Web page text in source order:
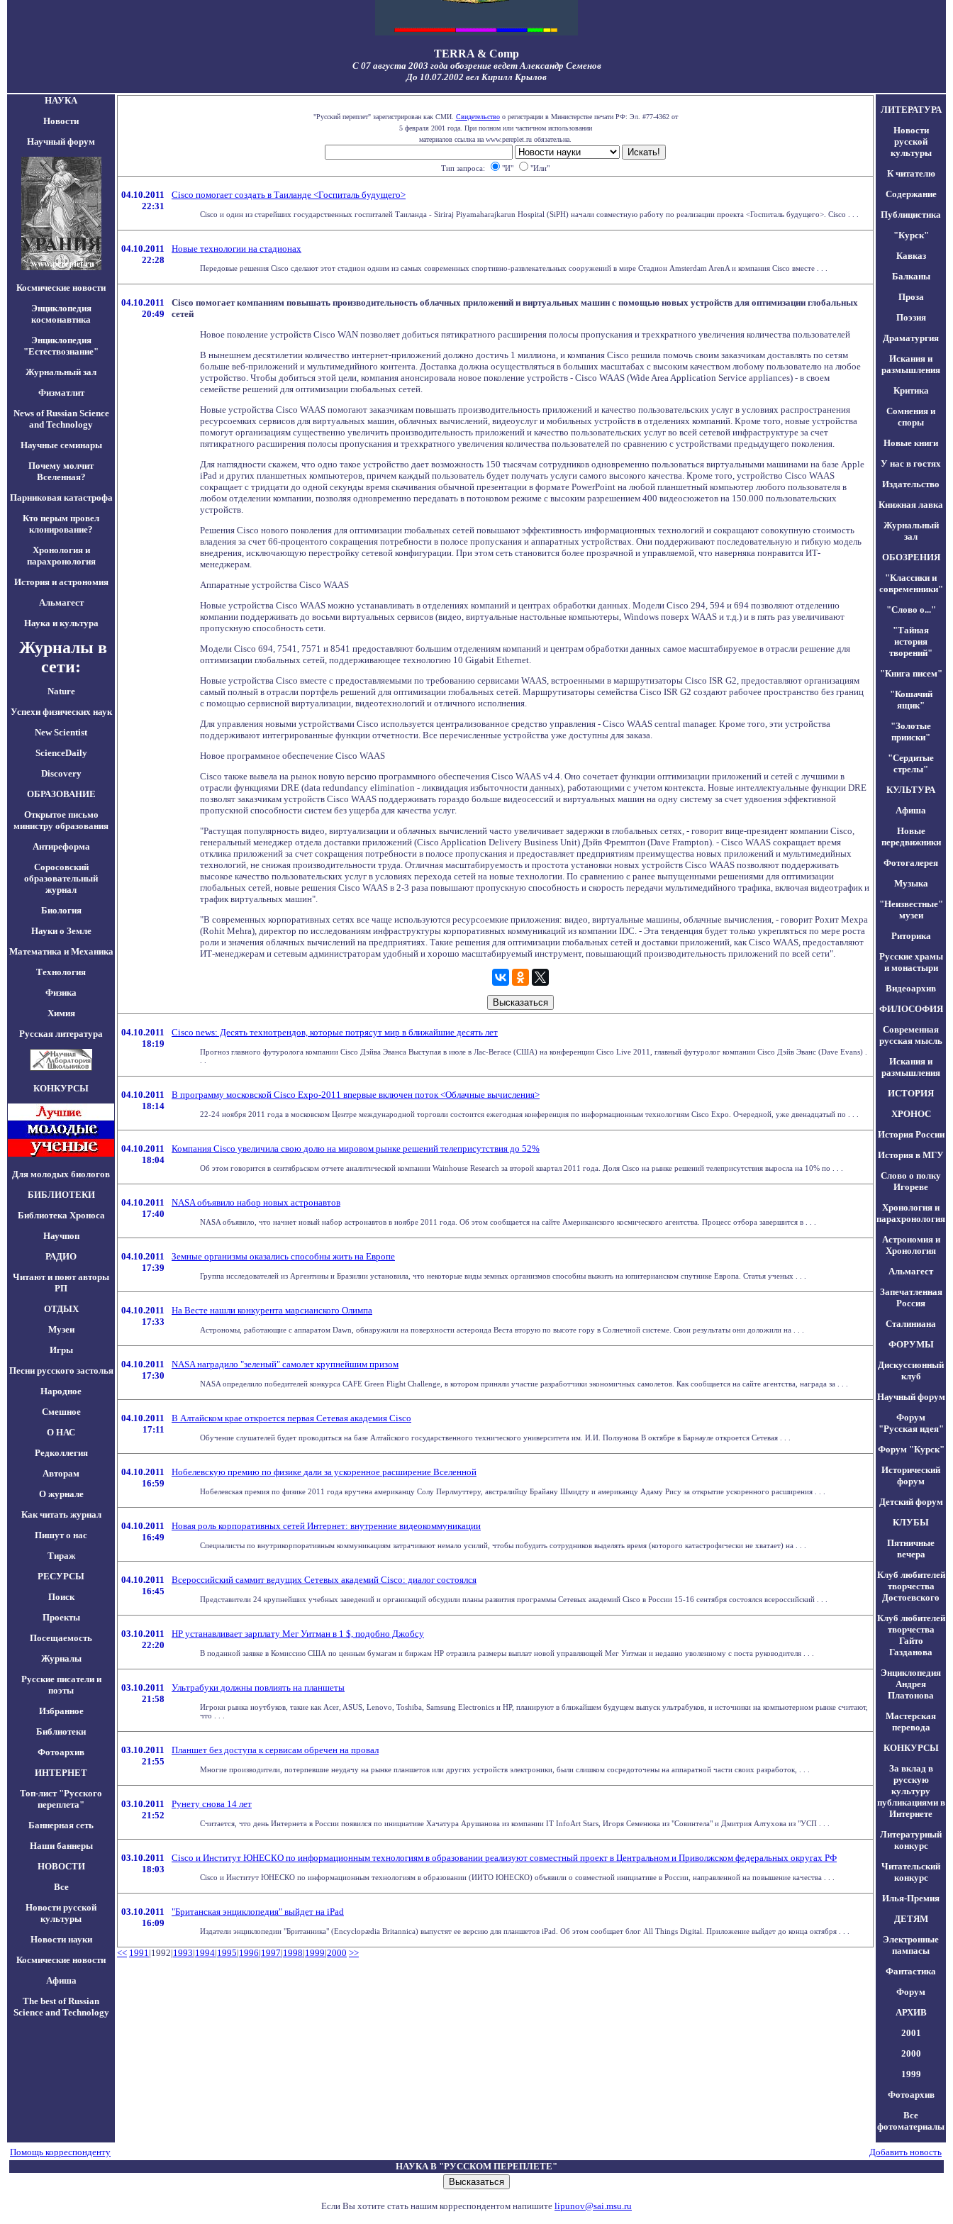
TERRA & Comp
С 07 августа 2003 года обозрение ведет Александр Семенов
До 10.07.2002 вел Кирилл Крылов
НАУКА
Новости
Научный форум
Космические новости
Энциклопедия
космонавтика
Энциклопедия
"Естествознание"
Журнальный зал
Физматлит
News of Russian Science
and Technology
Научные семинары
Почему молчит
Вселенная?
Парниковая катастрофа
Кто перым провел
клонирование?
Хронология и
парахронология
История и астрономия
Альмагест
Наука и культура
Журналы в
сети:
Nature
Успехи физических наук
New Scientist
ScienceDaily
Discovery
ОБРАЗОВАНИЕ
Открытое письмо
министру образования
Антиреформа
Соросовский
образовательный
журнал
Биология
Науки о Земле
Математика и Механика
Технология
Физика
Химия
Русская литература
КОНКУРСЫ
Для молодых биологов
БИБЛИОТЕКИ
Библиотека Хроноса
Научпоп
РАДИО
Читают и поют авторы
РП
ОТДЫХ
Музеи
Игры
Песни русского застолья
Народное
Смешное
О НАС
Редколлегия
Авторам
О журнале
Как читать журнал
Пишут о нас
Тираж
РЕСУРСЫ
Поиск
Проекты
Посещаемость
Журналы
Русские писатели и
поэты
Избранное
Библиотеки
Фотоархив
ИНТЕРНЕТ
Топ-лист "Русского
переплета"
Баннерная сеть
Наши баннеры
НОВОСТИ
Все
Новости русской
культуры
Новости науки
Космические новости
Афиша
The best of Russian
Science and Technology
"Русский переплет" зарегистрирован как СМИ. Свидетельствоо регистрации в Министерстве печати РФ: Эл. #77-4362 от
5 февраля 2001 года. При полном или частичном использовании
материалов ссылка на www.pereplet.ru обязательна.
Тип запроса: "И" "Или"
04.10.2011
22:31
Cisco помогает создать в Таиланде <Госпиталь будущего>
Cisco и один из старейших государственных госпиталей Таиланда - Siriraj Piyamaharajkarun Hospital (SiPH) начали совместную работу по реализации проекта <Госпиталь будущего>. Cisco . . .
04.10.2011
22:28
Новые технологии на стадионах
Передовые решения Cisco сделают этот стадион одним из самых современных спортивно-развлекательных сооружений в мире Стадион Amsterdam ArenA и компания Cisco вместе . . .
04.10.2011
20:49
Cisco помогает компаниям повышать производительность облачных приложений и виртуальных машин с помощью новых устройств для оптимизации глобальных
сетей
Новое поколение устройств Cisco WAN позволяет добиться пятикратного расширения полосы пропускания и трехкратного увеличения количества пользователей
В нынешнем десятилетии количество интернет-приложений должно достичь 1 миллиона, и компания Cisco решила помочь своим заказчикам доставлять по сетям
больше веб-приложений и мультимедийного контента. Доставка должна осуществляться в больших масштабах с высоким качеством любому пользователю на любое
устройство. Чтобы добиться этой цели, компания анонсировала новое поколение устройств - Cisco WAAS (Wide Area Application Service appliances) - в своем
семействе решений для оптимизации глобальных сетей.
Новые устройства Cisco WAAS помогают заказчикам повышать производительность приложений и качество пользовательских услуг в условиях распространения
ресурсоемких сервисов для виртуальных машин, облачных вычислений, видеоуслуг и мобильных устройств в отделениях компаний. Кроме того, новые устройства
помогут организациям существенно увеличить производительность приложений и качество пользовательских услуг во всей сетевой инфраструктуре за счет
пятикратного расширения полосы пропускания и трехкратного увеличения количества пользователей по сравнению с устройствами предыдущего поколения.
Для наглядности скажем, что одно такое устройство дает возможность 150 тысячам сотрудников одновременно пользоваться виртуальными машинами на базе Apple
iPad и других планшетных компьютеров, причем каждый пользователь будет получать услуги самого высокого качества. Кроме того, устройство Cisco WAAS
сокращает с тридцати до одной секунды время скачивания обычной презентации в формате PowerPoint на любой планшетный компьютер любого пользователя в
любом отделении компании, позволяя одновременно передавать в потоковом режиме с высоким разрешением 400 видеосюжетов на 150.000 пользовательских
устройств.
Решения Cisco нового поколения для оптимизации глобальных сетей повышают эффективность информационных технологий и сокращают совокупную стоимость
владения за счет 66-процентого сокращения потребности в полосе пропускания и аппаратных устройствах. Они поддерживают последовательную и гибкую модель
внедрения, исключающую перестройку сетевой конфигурации. При этом сеть становится более прозрачной и управляемой, что наверняка понравится ИТ-
менеджерам.
Аппаратные устройства Cisco WAAS
Новые устройства Cisco WAAS можно устанавливать в отделениях компаний и центрах обработки данных. Модели Cisco 294, 594 и 694 позволяют отделению
компании поддерживать до восьми виртуальных сервисов (видео, виртуальные настольные компьютеры, Windows поверх WAAS и т.д.) и в пять раз увеличивают
пропускную способность сети.
Модели Cisco 694, 7541, 7571 и 8541 предоставляют большим отделениям компаний и центрам обработки данных самое масштабируемое в отрасли решение для
оптимизации глобальных сетей, поддерживающее технологию 10 Gigabit Ethernet.
Новые устройства Cisco вместе с предоставляемыми по требованию сервисами WAAS, встроенными в маршрутизаторы Cisco ISR G2, предоставляют организациям
самый полный в отрасли портфель решений для оптимизации глобальных сетей. Маршрутизаторы семейства Cisco ISR G2 создают рабочее пространство без границ
с помощью сервисной виртуализации, видеотехнологий и отличного исполнения.
Для управления новыми устройствами Cisco используется централизованное средство управления - Cisco WAAS central manager. Кроме того, эти устройства
поддерживают интегрированные функции отчетности. Все перечисленные устройства уже доступны для заказа.
Новое программное обеспечение Cisco WAAS
Cisco также вывела на рынок новую версию программного обеспечения Cisco WAAS v4.4. Оно сочетает функции оптимизации приложений и сетей с лучшими в
отрасли функциями DRE (data redundancy elimination - ликвидация избыточности данных), работающими с учетом контекста. Новые интеллектуальные функции DRE
позволят заказчикам устройств Cisco WAAS поддерживать гораздо больше видеосессий и виртуальных машин на одну систему за счет удвоения эффективной
пропускной способности систем без ущерба для качества услуг.
"Растущая популярность видео, виртуализации и облачных вычислений часто увеличивает задержки в глобальных сетях, - говорит вице-президент компании Cisco,
генеральный менеджер отдела доставки приложений (Cisco Application Delivery Business Unit) Дэйв Фремптон (Dave Frampton). - Cisco WAAS сокращает время
отклика приложений за счет сокращения потребности в полосе пропускания и предоставляет предприятиям преимущества новых приложений и мультимедийных
технологий, не снижая производительности труда. Отличная масштабируемость и простота установки новых устройств Cisco WAAS позволяют поддерживать
высокое качество пользовательских услуг в условиях перехода сетей на новые технологии. По сравнению с ранее выпущенными решениями для оптимизации
глобальных сетей, новые решения Cisco WAAS в 2-3 раза повышают пропускную способность и скорость передачи мультимедийного трафика, включая видеотрафик и
трафик виртуальных машин".
"В современных корпоративных сетях все чаще используются ресурсоемкие приложения: видео, виртуальные машины, облачные вычисления, - говорит Рохит Мехра
(Rohit Mehra), директор по исследованиям инфраструктуры корпоративных коммуникаций из компании IDC. - Эта тенденция будет только укрепляться по мере роста
роли и значения облачных вычислений на предприятиях. Такие решения для оптимизации глобальных сетей и доставки приложений, как Cisco WAAS, предоставляют
ИТ-менеджерам и сетевым администраторам удобный и хорошо масштабируемый инструмент, повышающий производительность приложений по всей сети".
04.10.2011
18:19
Cisco news: Десять технотрендов, которые потрясут мир в ближайшие десять лет
Прогноз главного футуролога компании Cisco Дэйва Эванса Выступая в июле в Лас-Вегасе (США) на конференции Cisco Live 2011, главный футуролог компании Cisco Дэйв Эванс (Dave Evans) .
04.10.2011
18:14
В программу московской Cisco Expo-2011 впервые включен поток <Облачные вычисления>
22-24 ноября 2011 года в московском Центре международной торговли состоится ежегодная конференция по информационным технологиям Cisco Expo. Очередной, уже двенадцатый по . . .
04.10.2011
18:04
Компания Cisco увеличила свою долю на мировом рынке решений телеприсутствия до 52%
Об этом говорится в сентябрьском отчете аналитической компании Wainhouse Research за второй квартал 2011 года. Доля Cisco на рынке решений телеприсутствия выросла на 10% по . . .
04.10.2011
17:40
NASA объявило набор новых астронавтов
NASA объявило, что начнет новый набор астронавтов в ноябре 2011 года. Об этом сообщается на сайте Американского космического агентства. Процесс отбора завершится в . . .
04.10.2011
17:39
Земные организмы оказались способны жить на Европе
Группа исследователей из Аргентины и Бразилии установила, что некоторые виды земных организмов способны выжить на юпитерианском спутнике Европа. Статья ученых . . .
04.10.2011
17:33
На Весте нашли конкурента марсианского Олимпа
Астрономы, работающие с аппаратом Dawn, обнаружили на поверхности астероида Веста вторую по высоте гору в Солнечной системе. Свои результаты они доложили на . . .
04.10.2011
17:30
NASA наградило "зеленый" самолет крупнейшим призом
NASA определило победителей конкурса CAFE Green Flight Challenge, в котором приняли участие разработчики экономичных самолетов. Как сообщается на сайте агентства, награда за . . .
04.10.2011
17:11
В Алтайском крае откроется первая Сетевая академия Cisco
Обучение слушателей будет проводиться на базе Алтайского государственного технического университета им. И.И. Ползунова В октябре в Барнауле откроется Сетевая . . .
04.10.2011
16:59
Нобелевскую премию по физике дали за ускоренное расширение Вселенной
Нобелевская премия по физике 2011 года вручена американцу Солу Перлмуттеру, австралийцу Брайану Шмидту и американцу Адаму Рису за открытие ускоренного расширения . . .
04.10.2011
16:49
Новая роль корпоративных сетей Интернет: внутренние видеокоммуникации
Специалисты по внутрикорпоративным коммуникациям затрачивают немало усилий, чтобы побудить сотрудников выделять время (которого катастрофически не хватает) на . . .
04.10.2011
16:45
Всероссийский саммит ведущих Сетевых академий Cisco: диалог состоялся
Представители 24 крупнейших учебных заведений и организаций обсудили планы развития программы Сетевых академий Cisco в России 15-16 сентября состоялся всероссийский . . .
03.10.2011
22:20
HP устанавливает зарплату Мег Уитман в 1 $, подобно Джобсу
В поданной заявке в Комиссию США по ценным бумагам и биржам НР отразила размеры выплат новой управляющей Мег Уитман и недавно уволенному с поста руководителя . . .
03.10.2011
21:58
Ультрабуки должны повлиять на планшеты
Игроки рынка ноутбуков, такие как Acer, ASUS, Lenovo, Toshiba, Samsung Electronics и HP, планируют в ближайшем будущем выпуск ультрабуков, и источники на компьютерном рынке считают,
что . . .
03.10.2011
21:55
Планшет без доступа к сервисам обречен на провал
Многие производители, потерпевшие неудачу на рынке планшетов или других устройств электроники, были слишком сосредоточены на аппаратной части своих разработок, . . .
03.10.2011
21:52
Рунету снова 14 лет
Считается, что день Интернета в России появился по инициативе Хачатура Арушанова из компании IT InfoArt Stars, Игоря Семенюка из "Совинтела" и Дмитрия Алтухова из "УСП . . .
03.10.2011
18:03
Cisco и Институт ЮНЕСКО по информационным технологиям в образовании реализуют совместный проект в Центральном и Приволжском федеральных округах РФ
Cisco и Институт ЮНЕСКО по информационным технологиям в образовании (ИИТО ЮНЕСКО) объявили о совместной инициативе в России, направленной на повышение качества . . .
03.10.2011
16:09
"Британская энциклопедия" выйдет на iPad
Издатели энциклопедии "Британника" (Encyclopædia Britannica) выпустят ее версию для планшетов iPad. Об этом сообщает блог All Things Digital. Приложение выйдет до конца октября . . .
<< 1991|1992|1993|1994|1995|1996|1997|1998|1999|2000 >>
ЛИТЕРАТУРА
Новости
русской
культуры
К читателю
Содержание
Публицистика
"Курск"
Кавказ
Балканы
Проза
Поэзия
Драматургия
Искания и
размышления
Критика
Сомнения и
споры
Новые книги
У нас в гостях
Издательство
Книжная лавка
Журнальный
зал
ОБОЗРЕНИЯ
"Классики и
современники"
"Слово о..."
"Тайная
история
творений"
"Книга писем"
"Кошачий
ящик"
"Золотые
прииски"
"Сердитые
стрелы"
КУЛЬТУРА
Афиша
Новые
передвижники
Фотогалерея
Музыка
"Неизвестные"
музеи
Риторика
Русские храмы
и монастыри
Видеоархив
ФИЛОСОФИЯ
Современная
русская мысль
Искания и
размышления
ИСТОРИЯ
ХРОНОС
История России
История в МГУ
Слово о полку
Игореве
Хронология и
парахронология
Астрономия и
Хронология
Альмагест
Запечатленная
Россия
Сталиниана
ФОРУМЫ
Дискуссионный
клуб
Научный форум
Форум
"Русская идея"
Форум "Курск"
Исторический
форум
Детский форум
КЛУБЫ
Пятничные
вечера
Клуб любителей
творчества
Достоевского
Клуб любителей
творчества
Гайто
Газданова
Энциклопедия
Андрея
Платонова
Мастерская
перевода
КОНКУРСЫ
За вклад в
русскую
культуру
публикациями в
Интернете
Литературный
конкурс
Читательский
конкурс
Илья-Премия
ДЕТЯМ
Электронные
пампасы
Фантастика
Форум
АРХИВ
2001
2000
1999
Фотоархив
Все
фотоматериалы
Помощь корреспонденту
Добавить новость
НАУКА В "РУССКОМ ПЕРЕПЛЕТЕ"
Если Вы хотите стать нашим корреспондентом напишите lipunov@sai.msu.ru